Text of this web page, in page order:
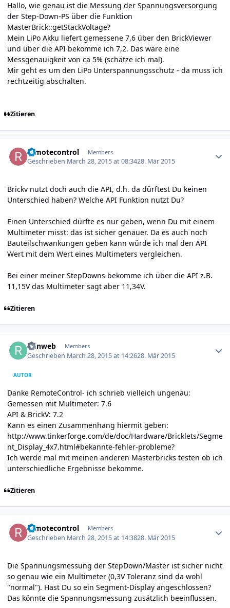
Hallo, wie genau ist die Messung der Spannungsversorgung
der Step-Down-PS über die Funktion
MasterBrick::getStackVoltage?
Mein LiPo Akku liefert gemessene 7,6 über den BrickViewer
und über die API bekomme ich 7,2. Das wäre eine
Messgenauigkeit von ca 5% (schätze ich mal).
Mir geht es um den LiPo Unterspannungsschutz - da muss ich
rechtzeitig abschalten.
Zitieren
remotecontrol Members
Geschrieben March 28, 2015 at 08:3428. Mär 2015
Brickv nutzt doch auch die API, d.h. da dürftest Du keinen
Unterschied haben? Welche API Funktion nutzt Du?
Einen Unterschied dürfte es nur geben, wenn Du mit einem
Multimeter misst: das ist sicher genauer. Da es auch noch
Bauteilschwankungen geben kann würde ich mal den API
Wert mit dem Wert eines Multimeters vergleichen.
Bei einer meiner StepDowns bekomme ich über die API z.B.
11,15V das Multimeter sagt aber 11,34V.
Zitieren
reinweb Members
Geschrieben March 28, 2015 at 14:2628. Mär 2015
AUTOR
Danke RemoteControl- ich schrieb vielleich ungenau:
Gemessen mit Multimeter: 7.6
API & BrickV: 7.2
Kann es einen Zusammenhang hiermit geben:
http://www.tinkerforge.com/de/doc/Hardware/Bricklets/Segme
nt_Display_4x7.html#bekannte-fehler-probleme?
Ich werde mal mit meinen anderen Masterbricks testen ob ich
unterschiedliche Ergebnisse bekomme.
Zitieren
remotecontrol Members
Geschrieben March 28, 2015 at 14:3828. Mär 2015
Die Spannungsmessung der StepDown/Master ist sicher nicht
so genau wie ein Multimeter (0,3V Toleranz sind da wohl
"normal"). Hast Du so ein Segment-Display angeschlossen?
Das könnte die Spannungsmessung zusätzlich beeinflussen.